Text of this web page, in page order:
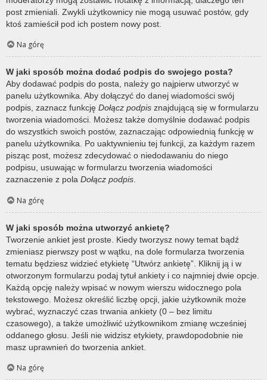
post zmieniali. Zwykli użytkownicy nie mogą usuwać postów, gdy
ktoś zamieścił pod ich postem nowy post.
Na górę
W jaki sposób można dodać podpis do swojego posta?
Aby dodawać podpis do posta, należy go najpierw utworzyć w
panelu użytkownika. Aby dołączyć do danej wiadomości swój
podpis, zaznacz funkcję Dołącz podpis znajdującą się w formularzu
tworzenia wiadomości. Możesz także domyślnie dodawać podpis
do wszystkich swoich postów, zaznaczając odpowiednią funkcję w
panelu użytkownika. Po uaktywnieniu tej funkcji, za każdym razem
pisząc post, możesz zdecydować o niedodawaniu do niego
podpisu, usuwając w formularzu tworzenia wiadomości
zaznaczenie z pola Dołącz podpis.
Na górę
W jaki sposób można utworzyć ankietę?
Tworzenie ankiet jest proste. Kiedy tworzysz nowy temat bądź
zmieniasz pierwszy post w wątku, na dole formularza tworzenia
tematu będziesz widzieć etykietę “Utwórz ankietę”. Kliknij ją i w
otworzonym formularzu podaj tytuł ankiety i co najmniej dwie opcje.
Każdą opcję należy wpisać w nowym wierszu widocznego pola
tekstowego. Możesz określić liczbę opcji, jakie użytkownik może
wybrać, wyznaczyć czas trwania ankiety (0 – bez limitu
czasowego), a także umożliwić użytkownikom zmianę wcześniej
oddanego głosu. Jeśli nie widzisz etykiety, prawdopodobnie nie
masz uprawnień do tworzenia ankiet.
Na górę